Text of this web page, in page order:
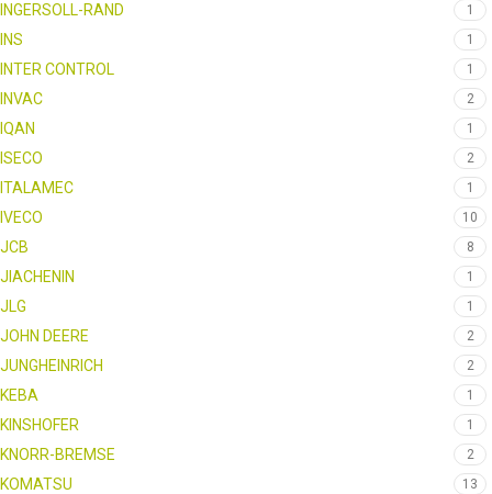
INGERSOLL-RAND 1
INS 1
INTER CONTROL 1
INVAC 2
IQAN 1
ISECO 2
ITALAMEC 1
IVECO 10
JCB 8
JIACHENIN 1
JLG 1
JOHN DEERE 2
JUNGHEINRICH 2
KEBA 1
KINSHOFER 1
KNORR-BREMSE 2
KOMATSU 13